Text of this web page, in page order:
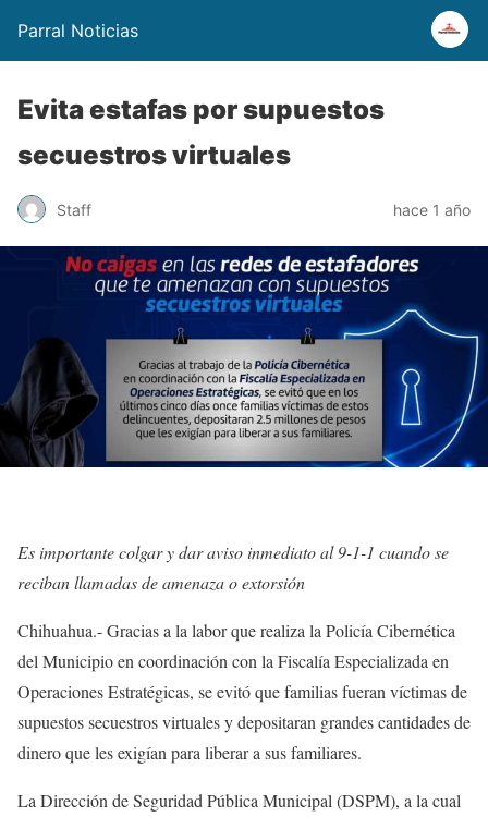
Parral Noticias
Evita estafas por supuestos
secuestros virtuales
Staff hace 1 año
Es importante colgar y dar aviso inmediato al 9-1-1 cuando se
reciban llamadas de amenaza o extorsión
Chihuahua.- Gracias a la labor que realiza la Policía Cibernética
del Municipio en coordinación con la Fiscalía Especializada en
Operaciones Estratégicas, se evitó que familias fueran víctimas de
supuestos secuestros virtuales y depositaran grandes cantidades de
dinero que les exigían para liberar a sus familiares.
La Dirección de Seguridad Pública Municipal (DSPM), a la cual